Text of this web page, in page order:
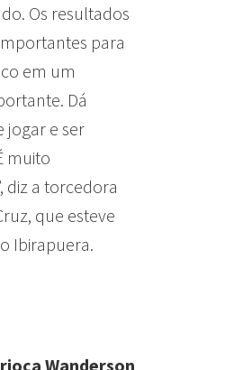
Os resultados
para
em um
Dá
jogar e ser
muito
diz a torcedora
que esteve
Ibirapuera.
Wanderson